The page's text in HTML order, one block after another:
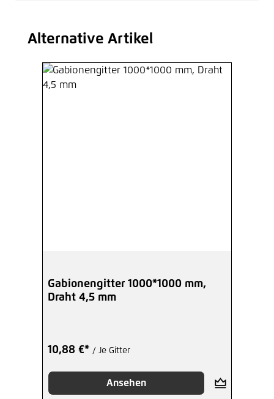
Produktgalerie überspringen
Alternative Artikel
Gabionengitter 1000*1000 mm,
Draht 4,5 mm
10,88 €* / Je Gitter
Ansehen